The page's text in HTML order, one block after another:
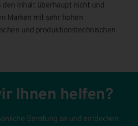
den Inhalt überhaupt nicht und
Marken mit sehr hohen
und produktionstechnischen
Ihnen helfen?
Beratung an und entdecken